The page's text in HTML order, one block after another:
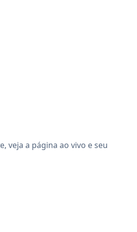
veja a página ao vivo e seu